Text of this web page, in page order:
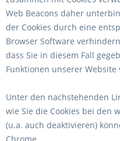
Web Beacons daher
der Cookies durch eine
Browser Software
dass Sie in diesem Fall
Funktionen unserer
Unter den nachstehenden
wie Sie die Cookies bei den
(u.a. auch deaktivieren)